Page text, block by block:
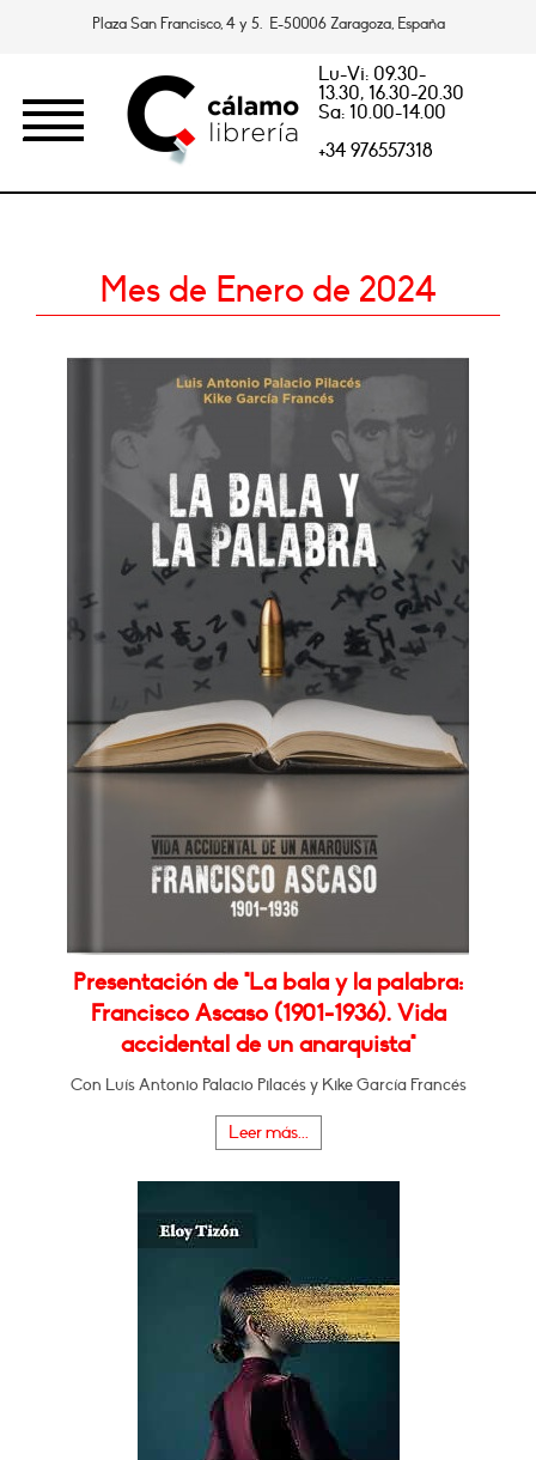
Plaza San Francisco, 4 y 5. E-50006 Zaragoza, España
Lu-Vi: 09.30-
13.30, 16.30-20.30
Sa: 10.00-14.00
+34 976557318
Mes de Enero de 2024
Presentación de "La bala y la palabra:
Francisco Ascaso (1901-1936). Vida
accidental de un anarquista"
Con Luís Antonio Palacio Pilacés y Kike García Francés
Leer más...